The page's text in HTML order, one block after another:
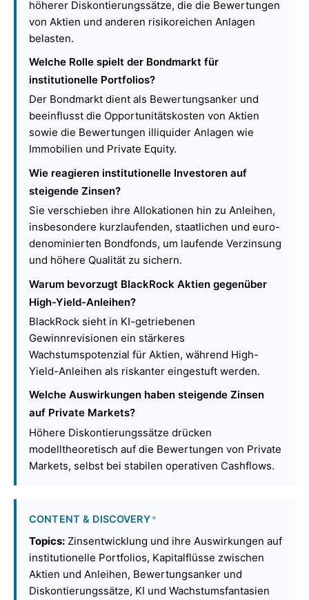
höherer Diskontierungssätze, die die Bewertungen
von Aktien und anderen risikoreichen Anlagen
belasten.
Welche Rolle spielt der Bondmarkt für
institutionelle Portfolios?
Der Bondmarkt dient als Bewertungsanker und
beeinflusst die Opportunitätskosten von Aktien
sowie die Bewertungen illiquider Anlagen wie
Immobilien und Private Equity.
Wie reagieren institutionelle Investoren auf
steigende Zinsen?
Sie verschieben ihre Allokationen hin zu Anleihen,
insbesondere kurzlaufenden, staatlichen und euro-
denominierten Bondfonds, um laufende Verzinsung
und höhere Qualität zu sichern.
Warum bevorzugt BlackRock Aktien gegenüber
High-Yield-Anleihen?
BlackRock sieht in KI-getriebenen
Gewinnrevisionen ein stärkeres
Wachstumspotenzial für Aktien, während High-
Yield-Anleihen als riskanter eingestuft werden.
Welche Auswirkungen haben steigende Zinsen
auf Private Markets?
Höhere Diskontierungssätze drücken
modelltheoretisch auf die Bewertungen von Private
Markets, selbst bei stabilen operativen Cashflows.
CONTENT & DISCOVERY *
Topics: Zinsentwicklung und ihre Auswirkungen auf
institutionelle Portfolios, Kapitalflüsse zwischen
Aktien und Anleihen, Bewertungsanker und
Diskontierungssätze, KI und Wachstumsfantasien